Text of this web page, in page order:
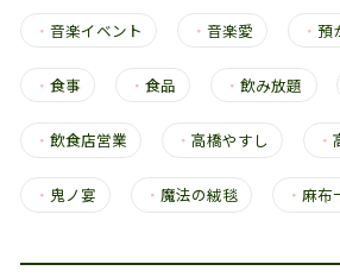
・ 音楽イベント ・音楽愛 ・預
・ 食事 ・食品 ・飲み放題
・ 飲食店営業 ・高橋やすし ・
・ 鬼ノ宴 ・魔法の絨毯 ・麻布